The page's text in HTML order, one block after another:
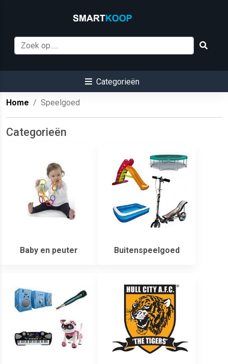
Categorieën
Home Speelgoed
Categorieën
Baby en peuter Buitenspeelgoed